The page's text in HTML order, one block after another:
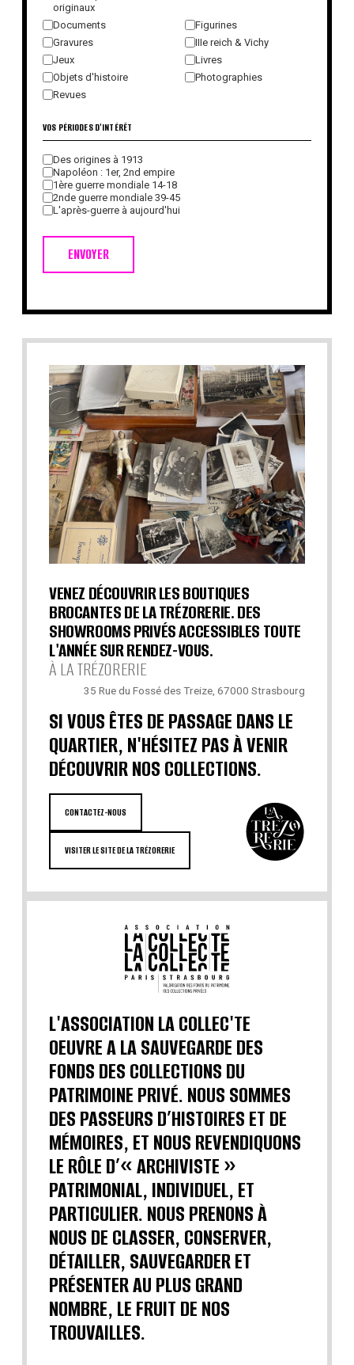
originaux
Documents
Figurines
Gravures
IIIe reich & Vichy
Jeux
Livres
Objets d'histoire
Photographies
Revues
ENVOYER
VOS PÉRIODES D'INTÉRÊT
Des origines à 1913
Napoléon : 1er, 2nd empire
1ère guerre mondiale 14-18
2nde guerre mondiale 39-45
L'après-guerre à aujourd'hui
VENEZ DÉCOUVRIR LES BOUTIQUES
BROCANTES DE LA TRÉZORERIE. DES
SHOWROOMS PRIVÉS ACCESSIBLES TOUTE
L'ANNÉE SUR RENDEZ-VOUS.
À LA TRÉZORERIE
35 Rue du Fossé des Treize, 67000 Strasbourg
SI VOUS ÊTES DE PASSAGE DANS LE
QUARTIER, N'HÉSITEZ PAS À VENIR
DÉCOUVRIR NOS COLLECTIONS.
CONTACTEZ-NOUS
VISITER LE SITE DE LA TRÉZORERIE
L'ASSOCIATION LA COLLEC'TE
OEUVRE A LA SAUVEGARDE DES
FONDS DES COLLECTIONS DU
PATRIMOINE PRIVÉ. NOUS SOMMES
DES PASSEURS D’HISTOIRES ET DE
MÉMOIRES, ET NOUS REVENDIQUONS
LE RÔLE D’« ARCHIVISTE »
PATRIMONIAL, INDIVIDUEL, ET
PARTICULIER. NOUS PRENONS À
NOUS DE CLASSER, CONSERVER,
DÉTAILLER, SAUVEGARDER ET
PRÉSENTER AU PLUS GRAND
NOMBRE, LE FRUIT DE NOS
TROUVAILLES.